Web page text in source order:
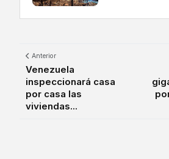
Anterior
Venezuela
inspeccionará casa
por casa las
viviendas...